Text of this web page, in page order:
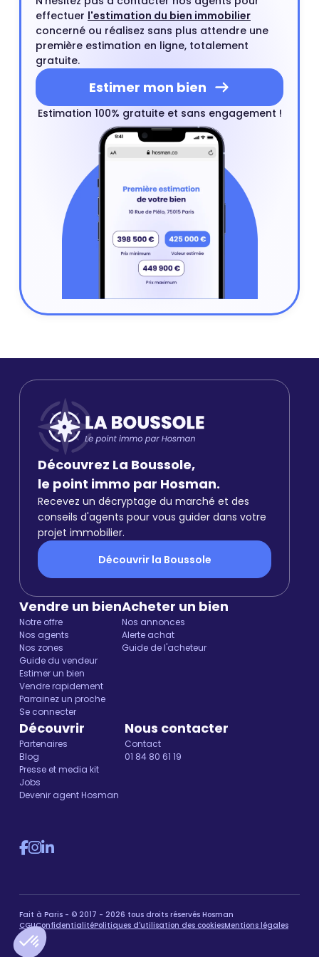
effectuer l'estimation du bien immobilier
concerné ou réalisez sans plus attendre une
première estimation en ligne, totalement
gratuite.
Estimer mon bien
Estimation 100% gratuite et sans engagement !
Découvrez La Boussole,
le point immo par Hosman.
Recevez un décryptage du marché et des
conseils d'agents pour vous guider dans votre
projet immobilier.
Découvrir la Boussole
Vendre un bien
Notre offre
Nos agents
Nos zones
Guide du vendeur
Estimer un bien
Vendre rapidement
Parrainez un proche
Se connecter
Acheter un bien
Nos annonces
Alerte achat
Guide de l'acheteur
Découvrir
Partenaires
Blog
Presse et media kit
Jobs
Devenir agent Hosman
Nous contacter
Contact
01 84 80 61 19
Fait à Paris - © 2017 - 2026 tous droits réservés Hosman
CGUConfidentialitéPolitiques d'utilisation des cookiesMentions légales